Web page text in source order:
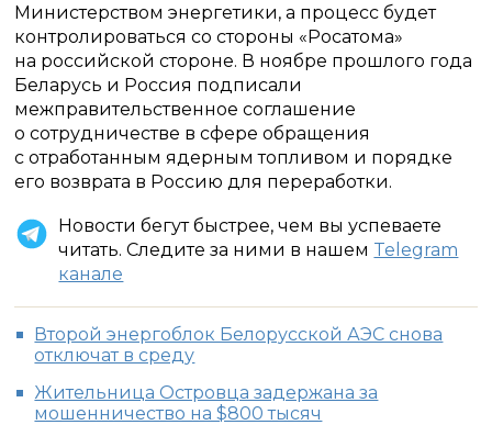
Министерством энергетики, а процесс будет
контролироваться со стороны «Росатома»
на российской стороне. В ноябре прошлого года
Беларусь и Россия подписали
межправительственное соглашение
о сотрудничестве в сфере обращения
с отработанным ядерным топливом и порядке
его возврата в Россию для переработки.
Новости бегут быстрее, чем вы успеваете
читать. Следите за ними в нашем Telegram
канале
Второй энергоблок Белорусской АЭС снова
отключат в среду
Жительница Островца задержана за
мошенничество на $800 тысяч